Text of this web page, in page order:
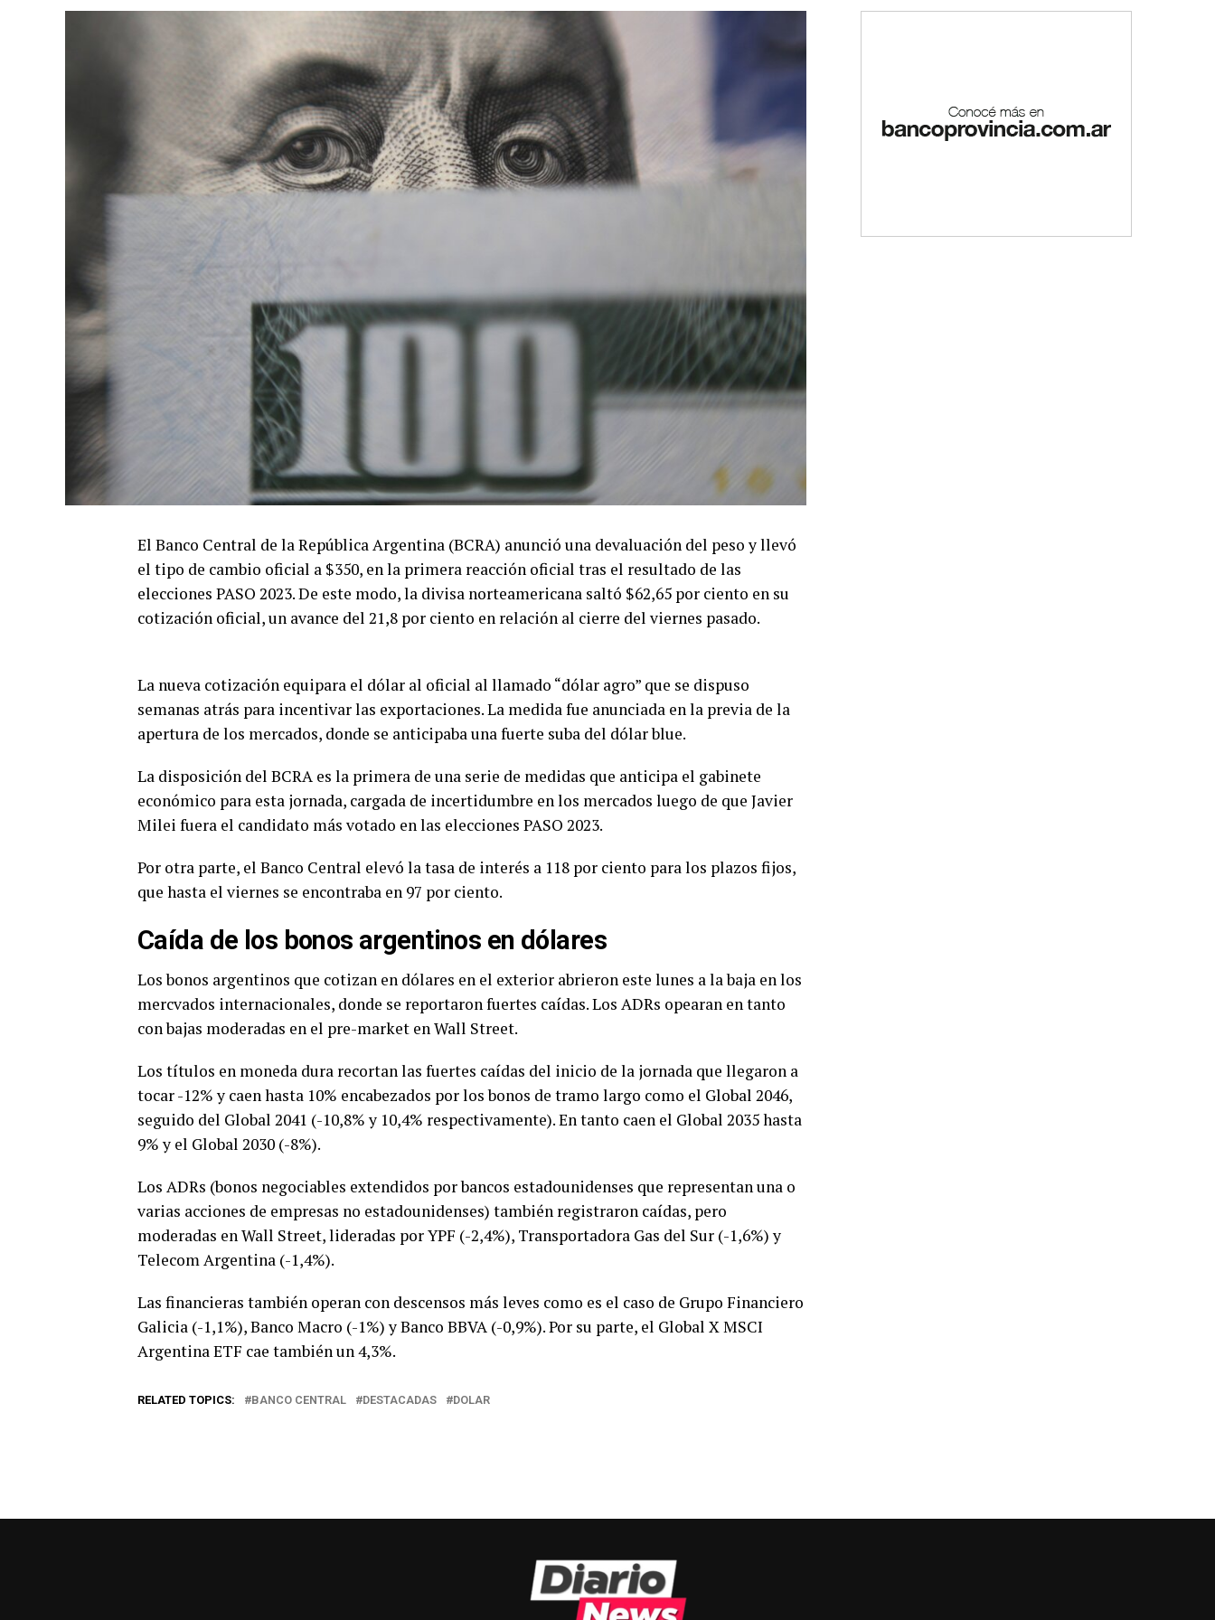
El Banco Central de la República Argentina (BCRA) anunció una devaluación del peso y llevó
el tipo de cambio oficial a $350, en la primera reacción oficial tras el resultado de las
elecciones PASO 2023. De este modo, la divisa norteamericana saltó $62,65 por ciento en su
cotización oficial, un avance del 21,8 por ciento en relación al cierre del viernes pasado.
La nueva cotización equipara el dólar al oficial al llamado “dólar agro” que se dispuso
semanas atrás para incentivar las exportaciones. La medida fue anunciada en la previa de la
apertura de los mercados, donde se anticipaba una fuerte suba del dólar blue.
La disposición del BCRA es la primera de una serie de medidas que anticipa el gabinete
económico para esta jornada, cargada de incertidumbre en los mercados luego de que Javier
Milei fuera el candidato más votado en las elecciones PASO 2023.
Por otra parte, el Banco Central elevó la tasa de interés a 118 por ciento para los plazos fijos,
que hasta el viernes se encontraba en 97 por ciento.
Caída de los bonos argentinos en dólares
Los bonos argentinos que cotizan en dólares en el exterior abrieron este lunes a la baja en los
mercvados internacionales, donde se reportaron fuertes caídas. Los ADRs opearan en tanto
con bajas moderadas en el pre-market en Wall Street.
Los títulos en moneda dura recortan las fuertes caídas del inicio de la jornada que llegaron a
tocar -12% y caen hasta 10% encabezados por los bonos de tramo largo como el Global 2046,
seguido del Global 2041 (-10,8% y 10,4% respectivamente). En tanto caen el Global 2035 hasta
9% y el Global 2030 (-8%).
Los ADRs (bonos negociables extendidos por bancos estadounidenses que representan una o
varias acciones de empresas no estadounidenses) también registraron caídas, pero
moderadas en Wall Street, lideradas por YPF (-2,4%), Transportadora Gas del Sur (-1,6%) y
Telecom Argentina (-1,4%).
Las financieras también operan con descensos más leves como es el caso de Grupo Financiero
Galicia (-1,1%), Banco Macro (-1%) y Banco BBVA (-0,9%). Por su parte, el Global X MSCI
Argentina ETF cae también un 4,3%.
RELATED TOPICS: BANCO CENTRAL DESTACADAS DOLAR